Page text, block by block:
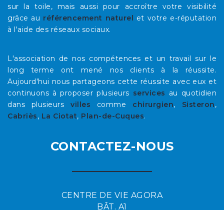
sur la toile, mais aussi pour accroître votre visibilité
grâce au référencement naturel et votre e-réputation
à l'aide des réseaux sociaux.
L'association de nos compétences et un travail sur le
long terme ont mené nos clients à la réussite.
Aujourd'hui nous partageons cette réussite avec eux et
continuons à proposer plusieurs services au quotidien
dans plusieursvilles comme chirurgien, Sisteron,
Cabriès, La Ciotat, Plan-de-Cuques.
CONTACTEZ-NOUS
CENTRE DE VIE AGORA
BÂT. A1